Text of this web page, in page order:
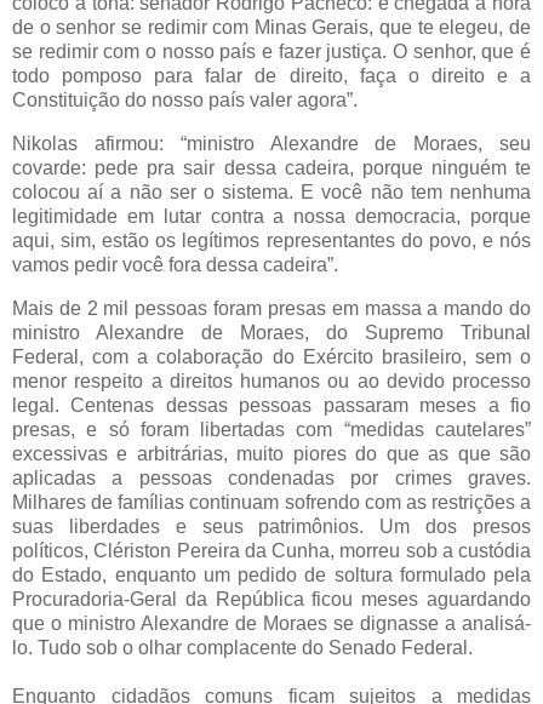
de o senhor se redimir com Minas Gerais, que te elegeu, de
se redimir com o nosso país e fazer justiça. O senhor, que é
todo pomposo para falar de direito, faça o direito e a
Constituição do nosso país valer agora”.
Nikolas afirmou: “ministro Alexandre de Moraes, seu
covarde: pede pra sair dessa cadeira, porque ninguém te
colocou aí a não ser o sistema. E você não tem nenhuma
legitimidade em lutar contra a nossa democracia, porque
aqui, sim, estão os legítimos representantes do povo, e nós
vamos pedir você fora dessa cadeira”.
Mais de 2 mil pessoas foram presas em massa a mando do
ministro Alexandre de Moraes, do Supremo Tribunal
Federal, com a colaboração do Exército brasileiro, sem o
menor respeito a direitos humanos ou ao devido processo
legal. Centenas dessas pessoas passaram meses a fio
presas, e só foram libertadas com “medidas cautelares”
excessivas e arbitrárias, muito piores do que as que são
aplicadas a pessoas condenadas por crimes graves.
Milhares de famílias continuam sofrendo com as restrições a
suas liberdades e seus patrimônios. Um dos presos
políticos, Clériston Pereira da Cunha, morreu sob a custódia
do Estado, enquanto um pedido de soltura formulado pela
Procuradoria-Geral da República ficou meses aguardando
que o ministro Alexandre de Moraes se dignasse a analisá-
lo. Tudo sob o olhar complacente do Senado Federal.
Enquanto cidadãos comuns ficam sujeitos a medidas